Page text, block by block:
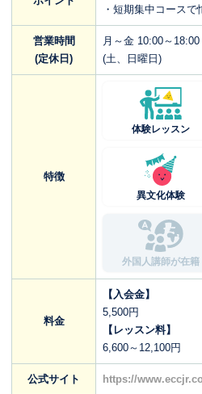
・短期集中コース
営業時間
(定休日)
月～金 10:00～18:00
(土、日曜日)
特徴
体験レッスン
異文化体験
外国人講師が在籍
料金
【入会金】
5,500円
【レッスン料】
6,600～12,100円
公式サイト https://